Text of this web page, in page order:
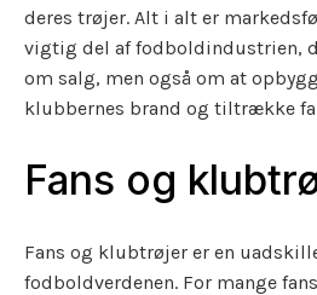
deres trøjer. Alt i alt er
vigtig del af fodboldindustrien,
om salg, men også om at
klubbernes brand og tiltrække
Fans og
Fans og klubtrøjer er en
fodboldverdenen. For mange